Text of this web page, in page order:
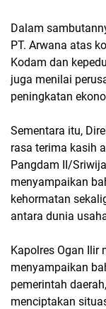
Dalam
PT. Arwana atas
Kodam dan
juga menilai
peningkatan
Sementara itu,
rasa terima kasih
Pangdam II/
menyampaikan
kehormatan
antara dunia
Kapolres Ogan Ilir
menyampaikan
pemerintah
menciptakan